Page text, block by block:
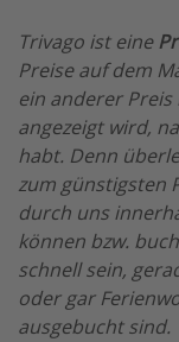
Trivago ist eine
Preise auf dem
ein anderer
angezeigt wird,
habt. Denn
zum günstigsten
durch uns
können bzw.
schnell sein,
oder gar
ausgebucht sind.